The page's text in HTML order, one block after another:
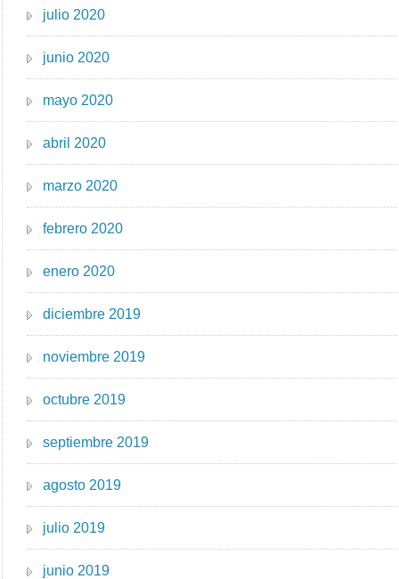
julio 2020
junio 2020
mayo 2020
abril 2020
marzo 2020
febrero 2020
enero 2020
diciembre 2019
noviembre 2019
octubre 2019
septiembre 2019
agosto 2019
julio 2019
junio 2019